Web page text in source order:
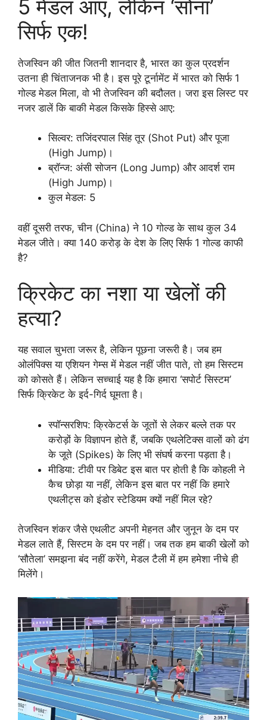
5 मेडल आए, लेकिन ‘सोना’
सिर्फ एक!
तेजस्विन की जीत जितनी शानदार है, भारत का कुल प्रदर्शन
उतना ही चिंताजनक भी है। इस पूरे टूर्नामेंट में भारत को सिर्फ 1
गोल्ड मेडल मिला, वो भी तेजस्विन की बदौलत। जरा इस लिस्ट पर
नजर डालें कि बाकी मेडल किसके हिस्से आए:
सिल्वर: तजिंदरपाल सिंह तूर (Shot Put) और पूजा
(High Jump)।
ब्रॉन्ज: अंसी सोजन (Long Jump) और आदर्श राम
(High Jump)।
कुल मेडल: 5
वहीं दूसरी तरफ, चीन (China) ने 10 गोल्ड के साथ कुल 34
मेडल जीते। क्या 140 करोड़ के देश के लिए सिर्फ 1 गोल्ड काफी
है?
क्रिकेट का नशा या खेलों की
हत्या?
यह सवाल चुभता जरूर है, लेकिन पूछना जरूरी है। जब हम
ओलंपिक्स या एशियन गेम्स में मेडल नहीं जीत पाते, तो हम सिस्टम
को कोसते हैं। लेकिन सच्चाई यह है कि हमारा ‘सपोर्ट सिस्टम’
सिर्फ क्रिकेट के इर्द-गिर्द घूमता है।
स्पॉन्सरशिप: क्रिकेटर्स के जूतों से लेकर बल्ले तक पर
करोड़ों के विज्ञापन होते हैं, जबकि एथलेटिक्स वालों को ढंग
के जूते (Spikes) के लिए भी संघर्ष करना पड़ता है।
मीडिया: टीवी पर डिबेट इस बात पर होती है कि कोहली ने
कैच छोड़ा या नहीं, लेकिन इस बात पर नहीं कि हमारे
एथलीट्स को इंडोर स्टेडियम क्यों नहीं मिल रहे?
तेजस्विन शंकर जैसे एथलीट अपनी मेहनत और जुनून के दम पर
मेडल लाते हैं, सिस्टम के दम पर नहीं। जब तक हम बाकी खेलों को
‘सौतेला’ समझना बंद नहीं करेंगे, मेडल टैली में हम हमेशा नीचे ही
मिलेंगे।